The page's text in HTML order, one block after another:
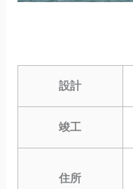
設計
竣工
住所